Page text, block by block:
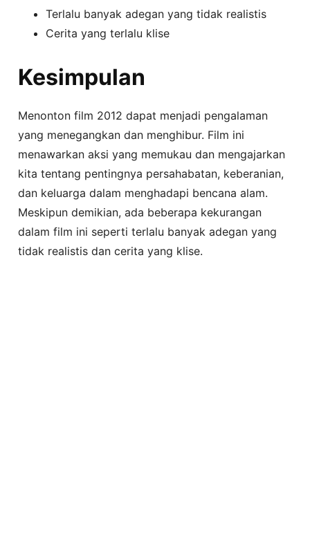
Terlalu banyak adegan yang tidak realistis
Cerita yang terlalu klise
Kesimpulan
Menonton film 2012 dapat menjadi pengalaman
yang menegangkan dan menghibur. Film ini
menawarkan aksi yang memukau dan mengajarkan
kita tentang pentingnya persahabatan, keberanian,
dan keluarga dalam menghadapi bencana alam.
Meskipun demikian, ada beberapa kekurangan
dalam film ini seperti terlalu banyak adegan yang
tidak realistis dan cerita yang klise.